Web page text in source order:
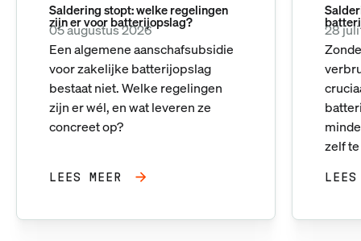
Saldering stopt: welke regelingen
zijn er voor batterijopslag?
05 augustus 2026
Een algemene aanschafsubsidie
voor zakelijke batterijopslag
bestaat niet. Welke regelingen
zijn er wél, en wat leveren ze
concreet op?
LEES MEER
28
zelf